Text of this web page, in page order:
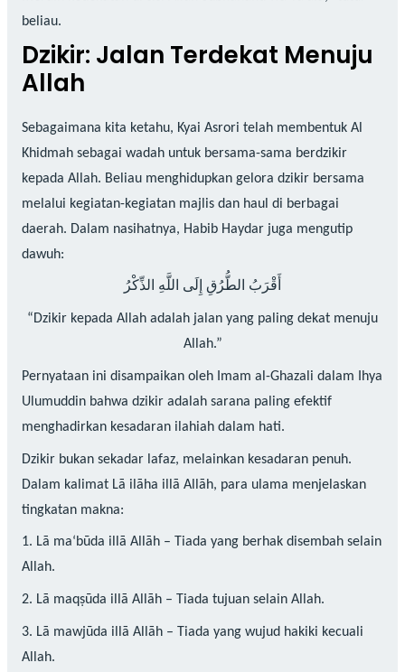
beliau.
Dzikir: Jalan Terdekat Menuju
Allah
Sebagaimana kita ketahu, Kyai Asrori telah membentuk Al
Khidmah sebagai wadah untuk bersama-sama berdzikir
kepada Allah. Beliau menghidupkan gelora dzikir bersama
melalui kegiatan-kegiatan majlis dan haul di berbagai
daerah. Dalam nasihatnya, Habib Haydar juga mengutip
dawuh:
أَقْرَبُ الطُّرُقِ إِلَى اللَّهِ الذِّكْرُ
“Dzikir kepada Allah adalah jalan yang paling dekat menuju
Allah.”
Pernyataan ini disampaikan oleh Imam al-Ghazali dalam Ihya
Ulumuddin bahwa dzikir adalah sarana paling efektif
menghadirkan kesadaran ilahiah dalam hati.
Dzikir bukan sekadar lafaz, melainkan kesadaran penuh.
Dalam kalimat Lā ilāha illā Allāh, para ulama menjelaskan
tingkatan makna:
1. Lā ma‘būda illā Allāh – Tiada yang berhak disembah selain
Allah.
2. Lā maqṣūda illā Allāh – Tiada tujuan selain Allah.
3. Lā mawjūda illā Allāh – Tiada yang wujud hakiki kecuali
Allah.